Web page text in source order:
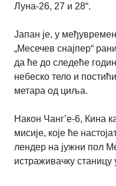
Луна-26, 27 и 28“.
Јапан је, у
„Месечев снајпер“
да ће до следеће
небеско тело и
метара од циља.
Након Чанг’е-6, Кина
мисије, које ће
лендер на јужни пол
истраживачку станицу